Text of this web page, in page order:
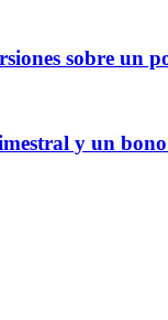
sobre un
y un